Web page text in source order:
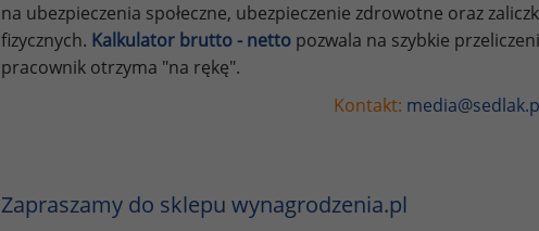
na ubezpieczenia społeczne, ubezpieczenie zdrowotne oraz
fizycznych. Kalkulator brutto - netto pozwala na szybkie
pracownik otrzyma "na rękę".
Kontakt:
Zapraszamy do sklepu wynagrodzenia.pl